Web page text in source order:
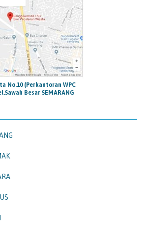
No.10 (Perkantoran WPC
Besar SEMARANG